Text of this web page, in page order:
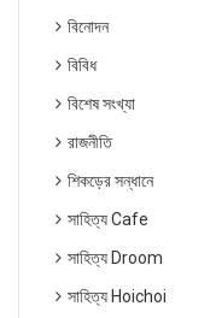
বিনোদন
বিবিধ
বিশেষ সংখ্যা
রাজনীতি
শিকড়ের সন্ধানে
সাহিত্য Cafe
সাহিত্য Droom
সাহিত্য Hoichoi